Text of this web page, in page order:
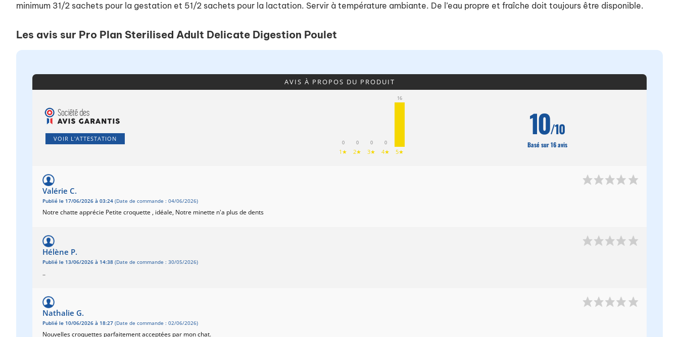
minimum 31/2 sachets pour la gestation et 51/2 sachets pour la lactation. Servir à température ambiante. De l’eau propre et fraîche doit toujours être disponible.
Les avis sur Pro Plan Sterilised Adult Delicate Digestion Poulet
AVIS À PROPOS DU PRODUIT
VOIR L'ATTESTATION
0
1★
0
2★
0
3★
0
4★
16
5★
10/10
Basé sur 16 avis
Valérie C.
Publié le 17/06/2026 à 03:24 (Date de commande : 04/06/2026)
Notre chatte apprécie Petite croquette , idéale, Notre minette n'a plus de dents
Hélène P.
Publié le 13/06/2026 à 14:38 (Date de commande : 30/05/2026)
..
Nathalie G.
Publié le 10/06/2026 à 18:27 (Date de commande : 02/06/2026)
Nouvelles croquettes parfaitement acceptées par mon chat.